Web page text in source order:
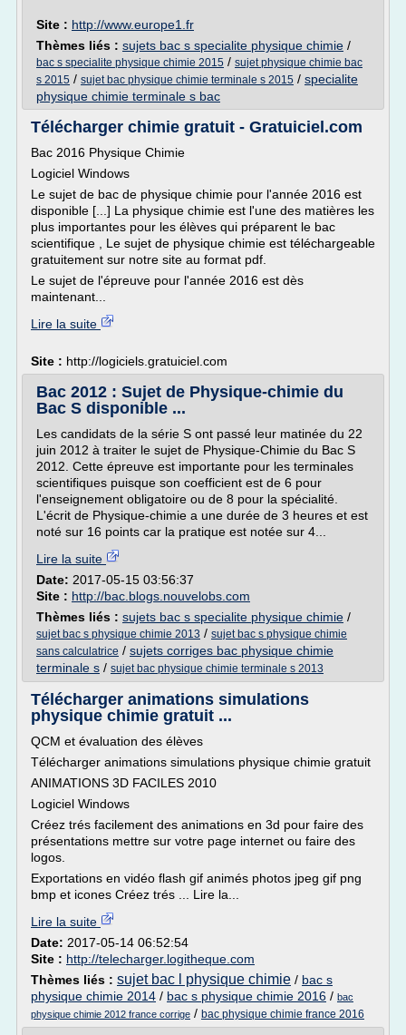
Site : http://www.europe1.fr
Thèmes liés : sujets bac s specialite physique chimie /
bac s specialite physique chimie 2015 / sujet physique chimie bac
s 2015 / sujet bac physique chimie terminale s 2015 / specialite
physique chimie terminale s bac
Télécharger chimie gratuit - Gratuiciel.com
Bac 2016 Physique Chimie
Logiciel Windows
Le sujet de bac de physique chimie pour l'année 2016 est
disponible [...] La physique chimie est l'une des matières les
plus importantes pour les élèves qui préparent le bac
scientifique , Le sujet de physique chimie est téléchargeable
gratuitement sur notre site au format pdf.
Le sujet de l'épreuve pour l'année 2016 est dès
maintenant...
Lire la suite
Site : http://logiciels.gratuiciel.com
Bac 2012 : Sujet de Physique-chimie du
Bac S disponible ...
Les candidats de la série S ont passé leur matinée du 22
juin 2012 à traiter le sujet de Physique-Chimie du Bac S
2012. Cette épreuve est importante pour les terminales
scientifiques puisque son coefficient est de 6 pour
l'enseignement obligatoire ou de 8 pour la spécialité.
L'écrit de Physique-chimie a une durée de 3 heures et est
noté sur 16 points car la pratique est notée sur 4...
Lire la suite
Date: 2017-05-15 03:56:37
Site : http://bac.blogs.nouvelobs.com
Thèmes liés : sujets bac s specialite physique chimie /
sujet bac s physique chimie 2013 / sujet bac s physique chimie
sans calculatrice / sujets corriges bac physique chimie
terminale s / sujet bac physique chimie terminale s 2013
Télécharger animations simulations
physique chimie gratuit ...
QCM et évaluation des élèves
Télécharger animations simulations physique chimie gratuit
ANIMATIONS 3D FACILES 2010
Logiciel Windows
Créez trés facilement des animations en 3d pour faire des
présentations mettre sur votre page internet ou faire des
logos.
Exportations en vidéo flash gif animés photos jpeg gif png
bmp et icones Créez trés ... Lire la...
Lire la suite
Date: 2017-05-14 06:52:54
Site : http://telecharger.logitheque.com
Thèmes liés : sujet bac l physique chimie / bac s
physique chimie 2014 / bac s physique chimie 2016 / bac
physique chimie 2012 france corrige / bac physique chimie france 2016